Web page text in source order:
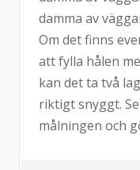
damma av
Om det finns
att fylla hålen
kan det ta två
riktigt snyggt.
målningen och